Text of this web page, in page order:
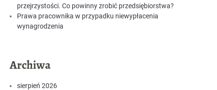
przejrzystości. Co powinny zrobić przedsiębiorstwa?
Prawa pracownika w przypadku niewypłacenia
wynagrodzenia
Archiwa
sierpień 2026